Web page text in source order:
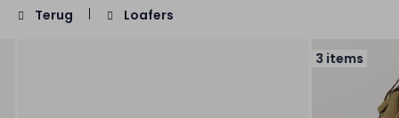
Terug Loafers
3 items